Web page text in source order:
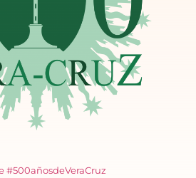
#500añosdeVeraCruz